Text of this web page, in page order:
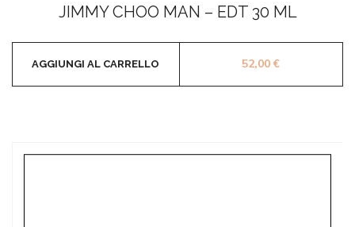
su
5
JIMMY CHOO MAN – EDT 30 ML
52,00€
AGGIUNGI AL CARRELLO